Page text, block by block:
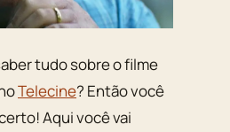
tudo sobre o filme
Telecine? Então você
Aqui você vai